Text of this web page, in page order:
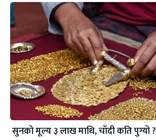
सुनको मूल्य ३ लाख माथि, चाँदी कति पुग्यो ?